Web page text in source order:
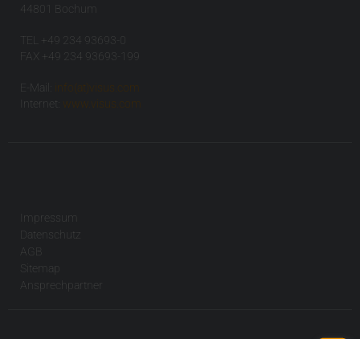
44801 Bochum
TEL +49 234 93693-0
FAX +49 234 93693-199
E-Mail:
info(at)visus.com
Internet:
www.visus.com
Impressum
Datenschutz
AGB
Sitemap
Ansprechpartner